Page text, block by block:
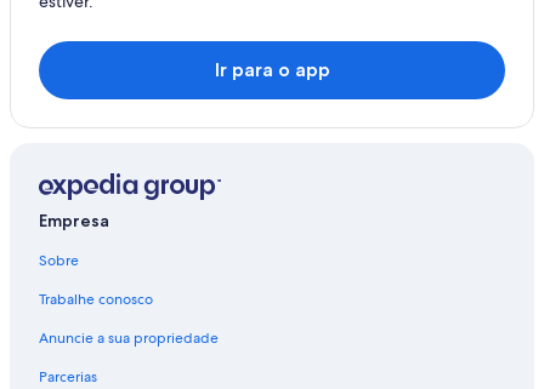
Ir para o app
Empresa
Sobre
Trabalhe conosco
Anuncie a sua propriedade
Parcerias